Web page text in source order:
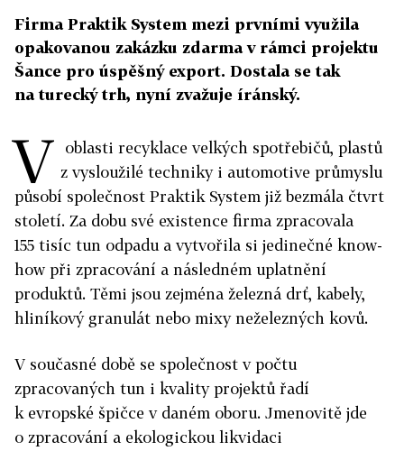
Firma Praktik System mezi prvními využila
opakovanou zakázku zdarma v rámci projektu
Šance pro úspěšný export. Dostala se tak
na turecký trh, nyní zvažuje íránský.
V
oblasti recyklace velkých spotřebičů, plastů
z vysloužilé techniky i automotive průmyslu
působí společnost Praktik System již bezmála čtvrt
století. Za dobu své existence firma zpracovala
155 tisíc tun odpadu a vytvořila si jedinečné know-
how při zpracování a následném uplatnění
produktů. Těmi jsou zejména železná drť, kabely,
hliníkový granulát nebo mixy neželezných kovů.
V současné době se společnost v počtu
zpracovaných tun i kvality projektů řadí
k evropské špičce v daném oboru. Jmenovitě jde
o zpracování a ekologickou likvidaci